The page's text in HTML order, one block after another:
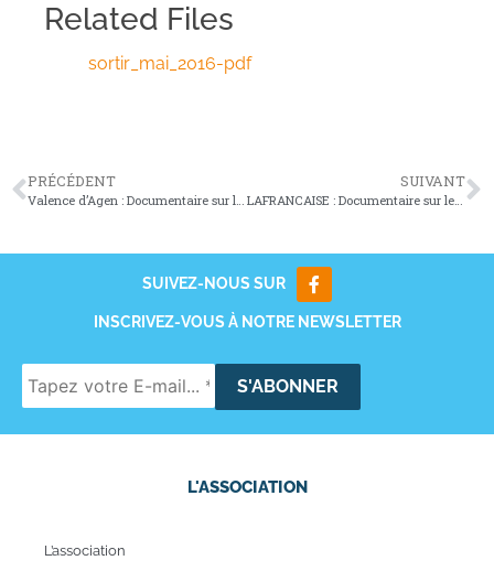
Related Files
sortir_mai_2016-pdf
PRÉCÉDENT
Valence d’Agen : Documentaire sur les 25 ans du Tarn et Garock
SUIVANT
LAFRANCAISE : Documentaire sur les 25 ans du Tarn et Garock
SUIVEZ-NOUS SUR
INSCRIVEZ-VOUS À NOTRE NEWSLETTER
L'ASSOCIATION
L’association